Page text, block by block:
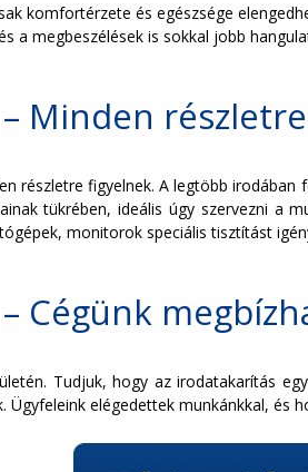
komfortérzete és egészsége
a megbeszélések is sokkal jobb
Minden
részletre figyelnek. A legtöbb
tükrében, ideális úgy szervezni
monitorok speciális tisztítást
Cégünk
Tudjuk, hogy az irodatakarítás
Ügyfeleink elégedettek munkánkkal,